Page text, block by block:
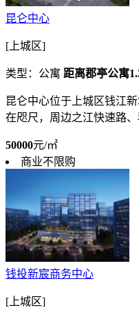
昆仑中心
[上城区]
类型：公寓 距离郡亭公寓
昆仑中心位于上城区钱江
在咫尺，周边之江快速路
50000元/㎡
商业不限购
钱投新宸商务中心
[上城区]